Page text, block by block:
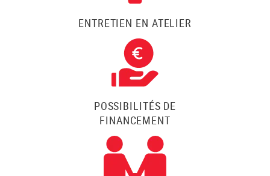
ENTRETIEN EN ATELIER
POSSIBILITÉS DE
FINANCEMENT